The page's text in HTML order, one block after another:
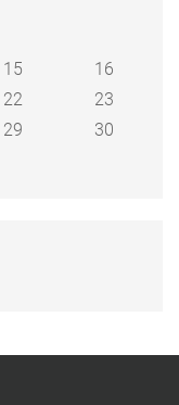
15
16
22
23
29
30